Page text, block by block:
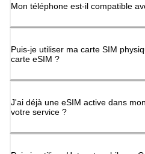
Mon téléphone est-il compatible
Puis-je utiliser ma carte SIM
carte eSIM ?
J'ai déjà une eSIM active dans
votre service ?